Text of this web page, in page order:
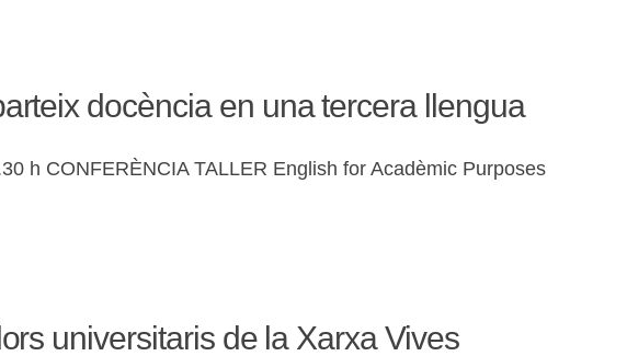
docència en una tercera llengua
h CONFERÈNCIA TALLER English for Acadèmic Purposes
universitaris de la Xarxa Vives